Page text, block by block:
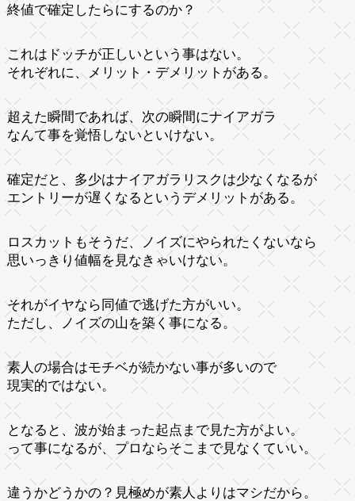
終値で確定したらにするのか？
これはドッチが正しいという事はない。
それぞれに、メリット・デメリットがある。
超えた瞬間であれば、次の瞬間にナイアガラ
なんて事を覚悟しないといけない。
確定だと、多少はナイアガラリスクは少なくなるが
エントリーが遅くなるというデメリットがある。
ロスカットもそうだ、ノイズにやられたくないなら
思いっきり値幅を見なきゃいけない。
それがイヤなら同値で逃げた方がいい。
ただし、ノイズの山を築く事になる。
素人の場合はモチベが続かない事が多いので
現実的ではない。
となると、波が始まった起点まで見た方がよい。
って事になるが、プロならそこまで見なくていい。
違うかどうかの？見極めが素人よりはマシだから。